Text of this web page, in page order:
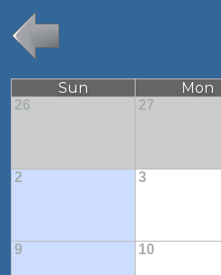
Sun Mon
26 27
2 3
9 10